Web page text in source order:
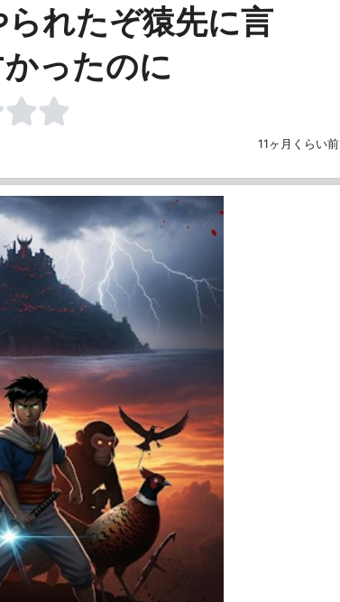
れたぞ猿先に言
ったのに
11ヶ月くらい前